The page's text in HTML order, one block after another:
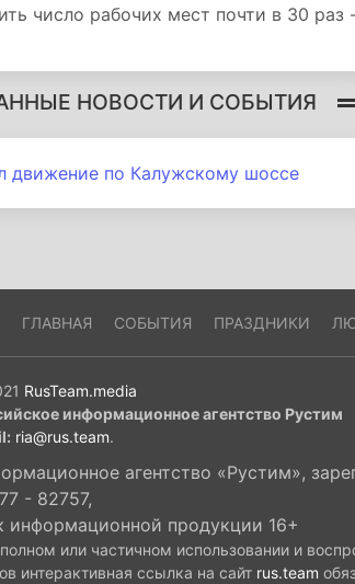
число рабочих мест почти в 30 раз
НОВОСТИ И СОБЫТИЯ
движение по Калужскому шоссе
ГЛАВНАЯ СОБЫТИЯ ПРАЗДНИКИ
RusTeam.media
информационное агентство Рустим
ria@rus.team.
агентство «Рустим»,
- 82757,
информационной продукции 16+
или частичном использовании и
интерактивная ссылка на сайт rus.team